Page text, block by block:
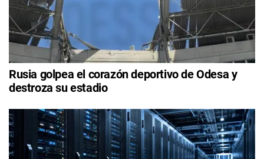
Rusia golpea el corazón deportivo de Odesa y
destroza su estadio